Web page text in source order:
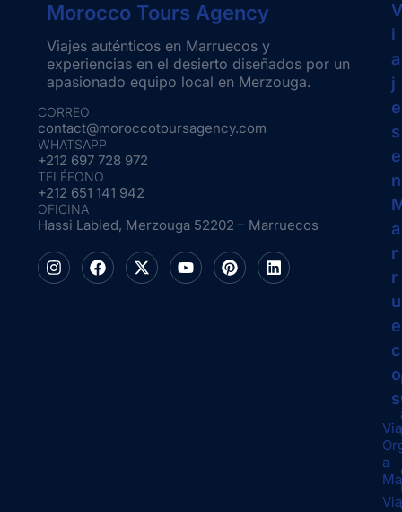
Morocco Tours Agency
Viajes auténticos en Marruecos y
experiencias en el desierto diseñados por un
apasionado equipo local en Merzouga.
CORREO
contact@moroccotoursagency.com
WHATSAPP
+212 697 728 972
TELÉFONO
+212 651 141 942
OFICINA
Hassi Labied, Merzouga 52202 – Marruecos
V
i
a
j
e
s
e
n
a
r
r
u
e
c
o
s
a